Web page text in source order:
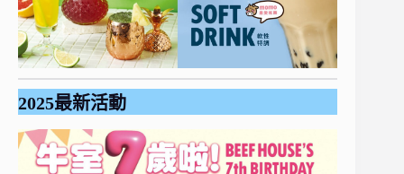
2025最新活動